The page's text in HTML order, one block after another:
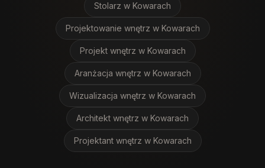
Stolarz w Kowarach
Projektowanie wnętrz w Kowarach
Projekt wnętrz w Kowarach
Aranżacja wnętrz w Kowarach
Wizualizacja wnętrz w Kowarach
Architekt wnętrz w Kowarach
Projektant wnętrz w Kowarach